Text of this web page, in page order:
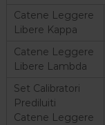
Catene Leggere
Libere Kappa
Catene Leggere
Libere Lambda
Set Calibratori
Prediluiti
Catene Leggere